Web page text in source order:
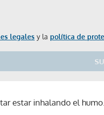
legales y la política de
estar inhalando el humo.